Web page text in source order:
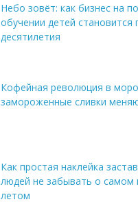
Небо зовёт: как бизнес на
обучении детей
десятилетия
Кофейная революция в
замороженные сливки
Как простая наклейка
людей не забывать о
летом